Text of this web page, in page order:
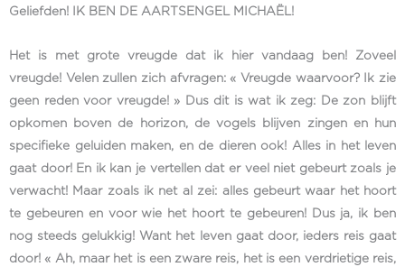
Geliefden! IK BEN DE AARTSENGEL MICHAËL!
Het is met grote vreugde dat ik hier vandaag ben! Zoveel
vreugde! Velen zullen zich afvragen: « Vreugde waarvoor? Ik zie
geen reden voor vreugde! » Dus dit is wat ik zeg: De zon blijft
opkomen boven de horizon, de vogels blijven zingen en hun
specifieke geluiden maken, en de dieren ook! Alles in het leven
gaat door! En ik kan je vertellen dat er veel niet gebeurt zoals je
verwacht! Maar zoals ik net al zei: alles gebeurt waar het hoort
te gebeuren en voor wie het hoort te gebeuren! Dus ja, ik ben
nog steeds gelukkig! Want het leven gaat door, ieders reis gaat
door! « Ah, maar het is een zware reis, het is een verdrietige reis,